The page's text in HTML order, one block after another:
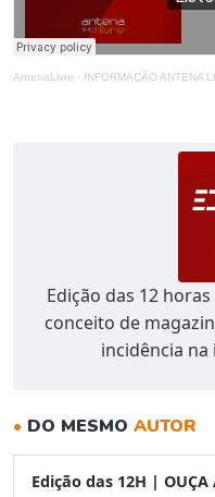
Edição das 12
conceito de
incidência
• DO MESMO AUTOR
Edição das 12H | OUÇA
AntenaLivre · INFORMAÇÃO ANTENA